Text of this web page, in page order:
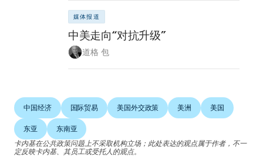
媒体报道
中美走向“对抗升级”
道格 包
中国经济 国际贸易 美国外交政策 美洲 美国
东亚
东南亚
卡内基在公共政策问题上不采取机构立场；此处表达的观点属于作者，不一
定反映卡内基、其员工或受托人的观点。